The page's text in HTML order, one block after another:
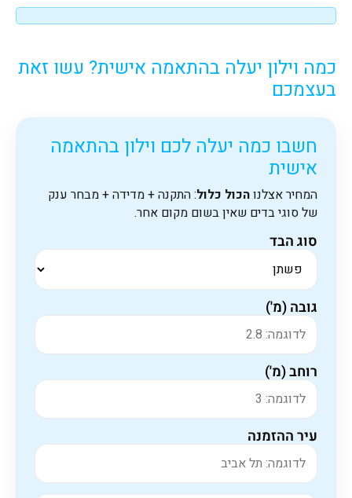
כמה וילון יעלה בהתאמה אישית? עשו זאת
בעצמכם
חשבו כמה יעלה לכם וילון בהתאמה
אישית
המחיר אצלנוהכול כלול: התקנה + מדידה + מבחר ענק
של סוגי בדים שאין בשום מקום אחר.
סוג הבד
גובה (מ')
רוחב (מ')
עיר ההזמנה